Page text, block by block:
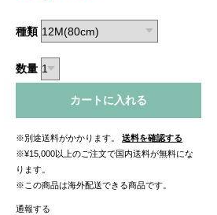
種類
数量
カートに入れる
※別途送料がかかります。
送料を確認する
※¥15,000以上のご注文で国内送料が無料にな
ります。
※この商品は海外配送できる商品です。
通報する